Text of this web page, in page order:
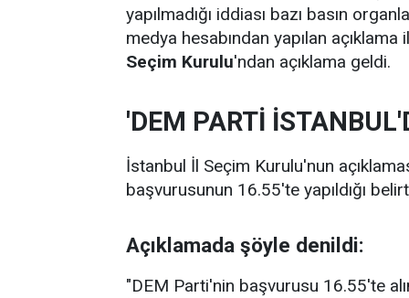
yapılmadığı iddiası bazı basın
medya hesabından yapılan
Seçim Kurulu'ndan açıklama geldi.
'DEM PARTİ
İstanbul İl Seçim Kurulu'nun
başvurusunun 16.55'te yapıldığı
Açıklamada şöyle denildi:
"DEM Parti'nin başvurusu 16.55'te